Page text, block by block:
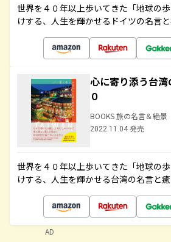
世界を４０年以上歩いてきた「地球の
けする、人生を輝かせるドイツの名言
心に寄り添う台
０
BOOKS 旅の名言＆絶景
2022.11.04 発売
世界を４０年以上歩いてきた「地球の
けする、人生を輝かせる台湾の名言と
AD